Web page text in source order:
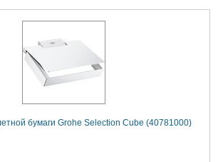
бумаги Grohe Selection Cube (40781000)